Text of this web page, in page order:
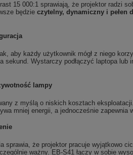
15 000:1 sprawiają, że projektor radzi
będzieczytelny, dynamiczny i pełen
aby każdy użytkownik mógł z niego
sekund. Wystarczy podłączyć laptopa
lampy
z myślą o niskich kosztach
mniej energii, a jednocześnie
sprawia, że projektor pracuje wyjątkowo
ważny. EB-S41 łączy w sobie